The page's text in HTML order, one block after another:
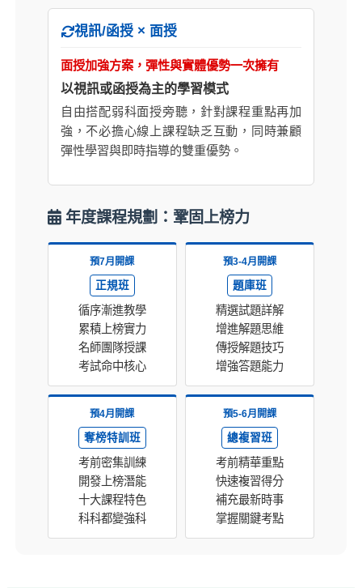
視訊/函授 × 面授
面授加強方案，彈性與實體優勢一次擁有
以視訊或函授為主的學習模式
自由搭配弱科面授旁聽，針對課程重點再加
強，不必擔心線上課程缺乏互動，同時兼顧
彈性學習與即時指導的雙重優勢。
年度課程規劃：鞏固上榜力
預7月開課
正規班
循序漸進教學
累積上榜實力
名師團隊授課
考試命中核心
預3-4月開課
題庫班
精選試題詳解
增進解題思維
傳授解題技巧
增強答題能力
預4月開課
奪榜特訓班
考前密集訓練
開發上榜潛能
十大課程特色
科科都變強科
預5-6月開課
總複習班
考前精華重點
快速複習得分
補充最新時事
掌握關鍵考點